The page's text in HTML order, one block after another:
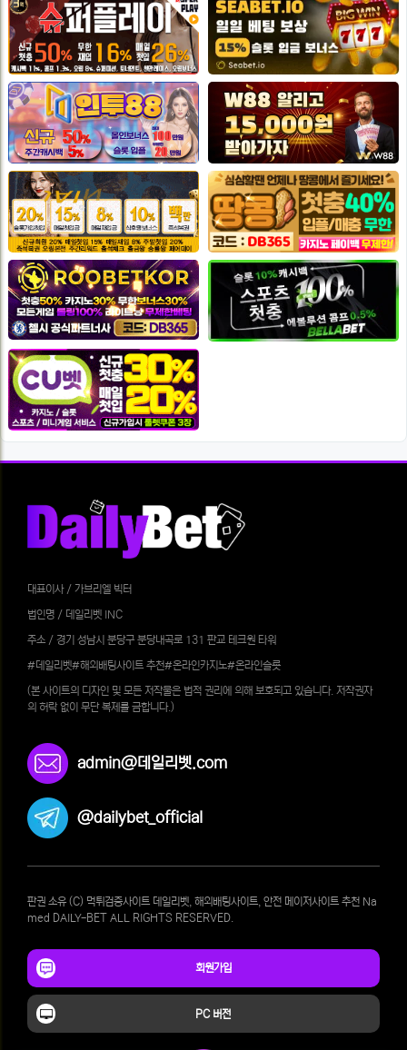
대표이사 / 가브리엘 빅터
법인명 / 데일리벳 INC
주소 / 경기 성남시 분당구 분당내곡로 131 판교 테크원 타워
#데일리벳#해외배팅사이트 추천#온라인카지노#온라인슬롯
(본 사이트의 디자인 및 모든 저작물은 법적 권리에 의해 보호되고 있습니다. 저작권자
의 허락 없이 무단 복제를 금합니다.)
admin@데일리벳.com
@dailybet_official
판권 소유 (C) 먹튀검증사이트 데일리벳, 해외배팅사이트, 안전 메이저사이트 추천 Na
med DAILY-BET ALL RIGHTS RESERVED.
회원가입
PC 버전